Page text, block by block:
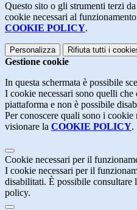
Questo sito o gli strumenti terzi
cookie necessari al
COOKIE POLICY.
Personalizza Rifiuta tutti i
Gestione cookie
In questa schermata è possibile
I cookie necessari sono quelli
piattaforma e non è possibile
Per conoscere quali sono i
visionare la COOKIE POLICY.
Cookie necessari per il
I cookie necessari per il
disabilitati. È possibile consultare
policy.